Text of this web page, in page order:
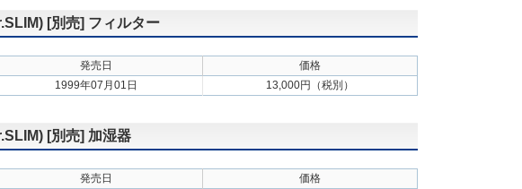
[別売] フィルター
発売日
価格
1999年07月01日 13,000円（税別）
[別売] 加湿器
発売日
価格